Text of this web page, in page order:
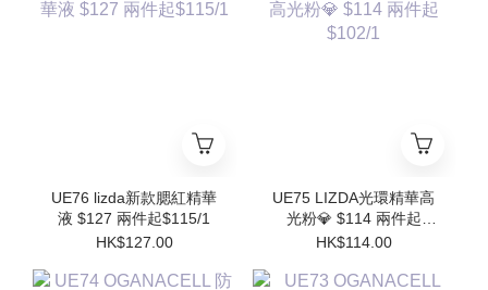
UE76 lizda新款腮紅精華
液 $127 兩件起$115/1
HK$127.00
UE75 LIZDA光環精華高
光粉💎 $114 兩件起
$102/1
HK$114.00